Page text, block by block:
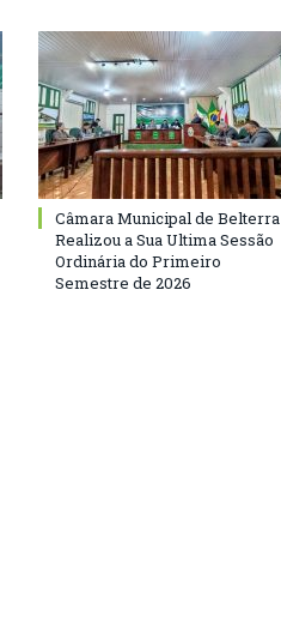
Câmara Municipal de Belterra
Realizou a Sua Ultima Sessão
Ordinária do Primeiro
Semestre de 2026